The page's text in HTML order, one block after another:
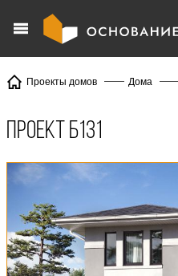
Проекты домов Дома
Проект Б131